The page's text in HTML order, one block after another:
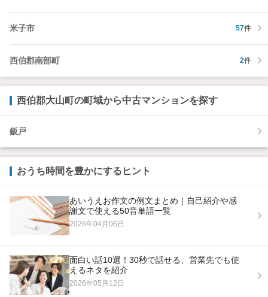
米子市 57件
西伯郡南部町 2件
西伯郡大山町の町域から中古マンションを探す
鈑戸
おうち時間を豊かにするヒント
あいうえお作文の例文まとめ｜自己紹介や感
謝文で使える50音単語一覧
2026年04月06日
面白い話10選！30秒で話せる、営業先でも使
えるネタを紹介
2026年05月12日